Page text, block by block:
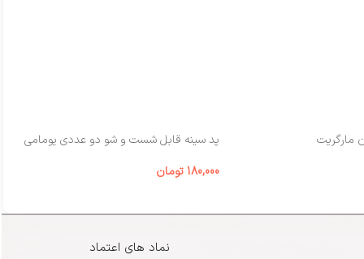
مارگریت
پد سینه قابل شست‌ و شو دو عددی یومامی
180,000 تومان
نماد های اعتماد